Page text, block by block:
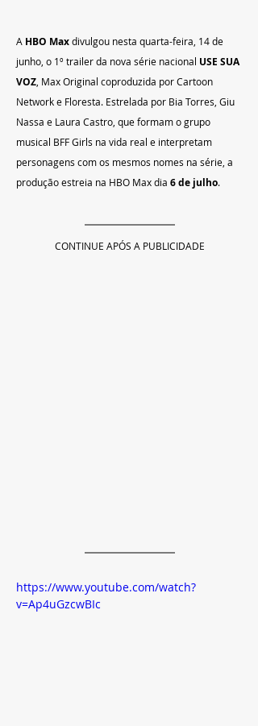
A HBO Max divulgou nesta quarta-feira, 14 de
junho, o 1º trailer da nova série nacional USE SUA
VOZ , Max Original coproduzida por Cartoon
Network e Floresta. Estrelada por Bia Torres, Giu
Nassa e Laura Castro, que formam o grupo
musical BFF Girls na vida real e interpretam
personagens com os mesmos nomes na série, a
produção estreia na HBO Max dia 6 de julho.
CONTINUE APÓS A PUBLICIDADE
https://www.youtube.com/watch?
v=Ap4uGzcwBIc